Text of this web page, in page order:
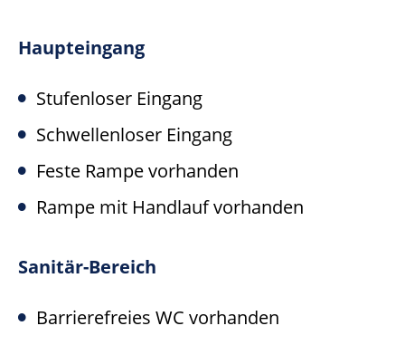
Haupteingang
Stufenloser Eingang
Schwellenloser Eingang
Feste Rampe vorhanden
Rampe mit Handlauf vorhanden
Sanitär-Bereich
Barrierefreies WC vorhanden